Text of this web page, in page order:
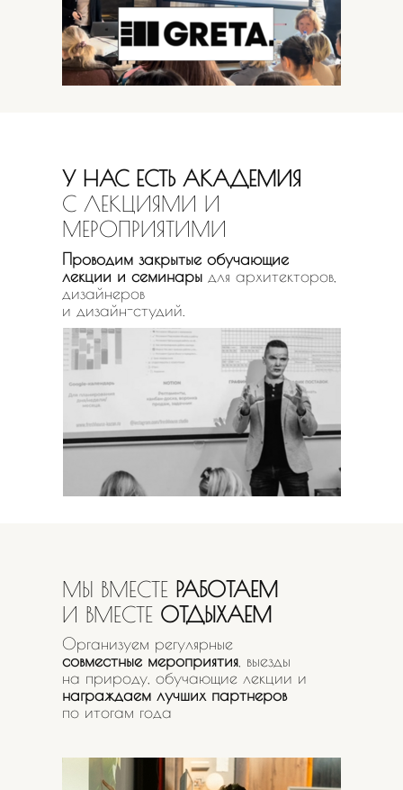
У НАС ЕСТЬ АКАДЕМИЯ
С ЛЕКЦИЯМИ И
МЕРОПРИЯТИМИ
Проводим закрытые обучающие
лекции и семинары для архитекторов,
дизайнеров
и дизайн-студий.
МЫ ВМЕСТЕ РАБОТАЕМ
И ВМЕСТЕ ОТДЫХАЕМ
Организуем регулярные
совместные мероприятия , выезды
на природу, обучающие лекции и
награждаем лучших партнеров
по итогам года